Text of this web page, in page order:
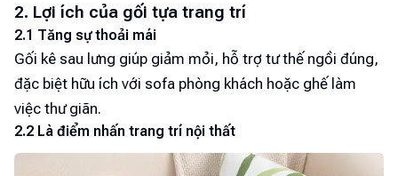
2. Lợi ích của gối tựa trang trí
2.1 Tăng sự thoải mái
Gối kê sau lưng giúp giảm mỏi, hỗ trợ tư thế ngồi đúng,
đặc biệt hữu ích với sofa phòng khách hoặc ghế làm
việc thư giãn.
2.2 Là điểm nhấn trang trí nội thất